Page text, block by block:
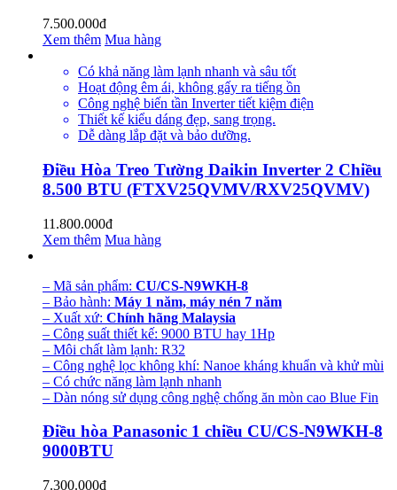
7.500.000đ
Xem thêm Mua hàng
Có khả năng làm lạnh nhanh và sâu tốt
Hoạt động êm ái, không gấy ra tiếng ồn
Công nghệ biến tần Inverter tiết kiệm điện
Thiết kế kiểu dáng đẹp, sang trọng.
Dễ dàng lắp đặt và bảo dưỡng.
Điều Hòa Treo Tường Daikin Inverter 2 Chiều
8.500 BTU (FTXV25QVMV/RXV25QVMV)
11.800.000đ
Xem thêm Mua hàng
– Mã sản phẩm: CU/CS-N9WKH-8
– Bảo hành: Máy 1 năm, máy nén 7 năm
– Xuất xứ: Chính hãng Malaysia
– Công suất thiết kế: 9000 BTU hay 1Hp
– Môi chất làm lạnh: R32
– Công nghệ lọc không khí: Nanoe kháng khuẩn và khử mùi
– Có chức năng làm lạnh nhanh
– Dàn nóng sử dụng công nghệ chống ăn mòn cao Blue Fin
Điều hòa Panasonic 1 chiều CU/CS-N9WKH-8
9000BTU
7.300.000đ